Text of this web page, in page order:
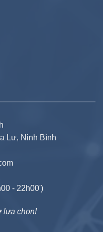
Lư, Ninh Bình
- 22h00')
lựa chọn!